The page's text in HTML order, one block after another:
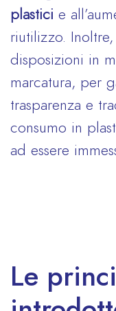
plastici e
riutilizzo.
disposizioni in
marcatura, per
trasparenza e
consumo in
ad essere
Le